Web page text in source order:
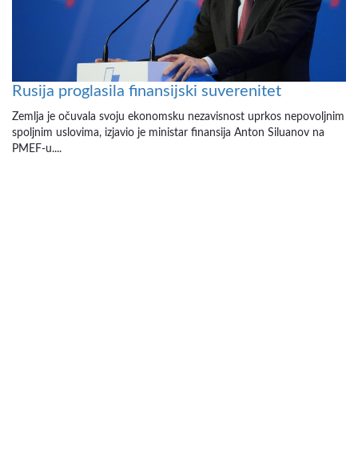
Rusija proglasila finansijski suverenitet
Zemlja je očuvala svoju ekonomsku nezavisnost uprkos nepovoljnim
spoljnim uslovima, izjavio je ministar finansija Anton Siluanov na
PMEF-u....